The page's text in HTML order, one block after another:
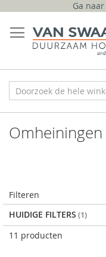
Ga
naar
de
inhoud
Omheiningen
11 producten
Filteren
HUIDIGE FILTERS